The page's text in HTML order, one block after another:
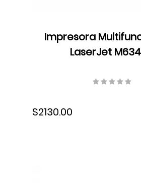
Impresora
LaserJet
Ethernet, Fax,
$2130.00